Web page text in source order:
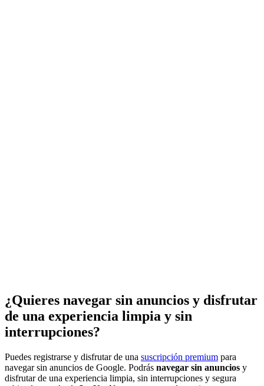
¿Quieres navegar sin anuncios y disfrutar
de una experiencia limpia y sin
interrupciones?
Puedes registrarse y disfrutar de una suscripción premium para
navegar sin anuncios de Google. Podrás navegar sin anuncios y
disfrutar de una experiencia limpia, sin interrupciones y segura